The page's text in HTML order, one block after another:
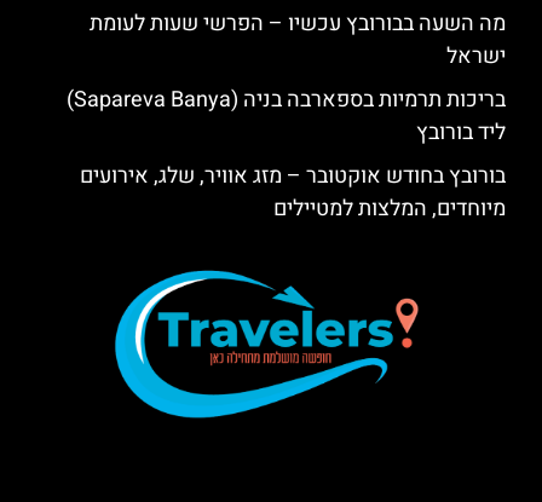
מה השעה בבורובץ עכשיו – הפרשי שעות לעומת
ישראל
בריכות תרמיות בספארבה בניה (Sapareva Banya)
ליד בורובץ
בורובץ בחודש אוקטובר – מזג אוויר, שלג, אירועים
מיוחדים, המלצות למטיילים